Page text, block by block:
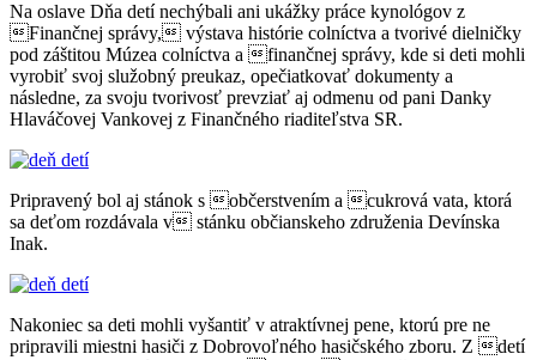
Na oslave Dňa detí nechýbali ani ukážky práce kynológov z
Finančnej správy, výstava histórie colníctva a tvorivé dielničky
pod záštitou Múzea colníctva a finančnej správy, kde si deti mohli
vyrobiť svoj služobný preukaz, opečiatkovať dokumenty a
následne, za svoju tvorivosť prevziať aj odmenu od pani Danky
Hlaváčovej Vankovej z Finančného riaditeľstva SR.
Pripravený bol aj stánok s občerstvením a cukrová vata, ktorá
sa deťom rozdávala v stánku občianskeho združenia Devínska
Inak.
Nakoniec sa deti mohli vyšantiť v atraktívnej pene, ktorú pre ne
pripravili miestni hasiči z Dobrovoľného hasičského zboru. Z detí